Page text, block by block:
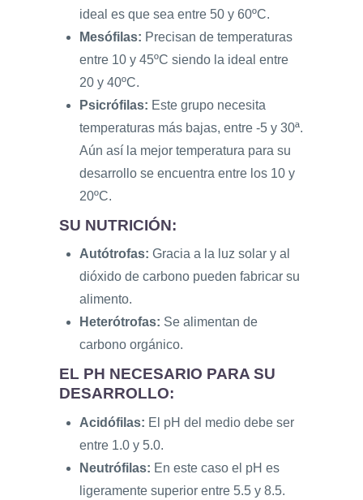
ideal es que sea entre 50 y 60ºC.
Mesófilas: Precisan de temperaturas
entre 10 y 45ºC siendo la ideal entre
20 y 40ºC.
Psicrófilas: Este grupo necesita
temperaturas más bajas, entre -5 y 30ª.
Aún así la mejor temperatura para su
desarrollo se encuentra entre los 10 y
20ºC.
SU NUTRICIÓN:
Autótrofas: Gracia a la luz solar y al
dióxido de carbono pueden fabricar su
alimento.
Heterótrofas: Se alimentan de
carbono orgánico.
EL PH NECESARIO PARA SU
DESARROLLO:
Acidófilas: El pH del medio debe ser
entre 1.0 y 5.0.
Neutrófilas: En este caso el pH es
ligeramente superior entre 5.5 y 8.5.